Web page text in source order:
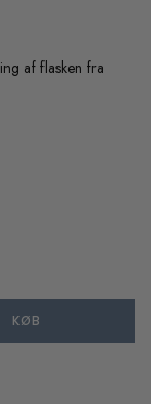
af flasken fra
KØB